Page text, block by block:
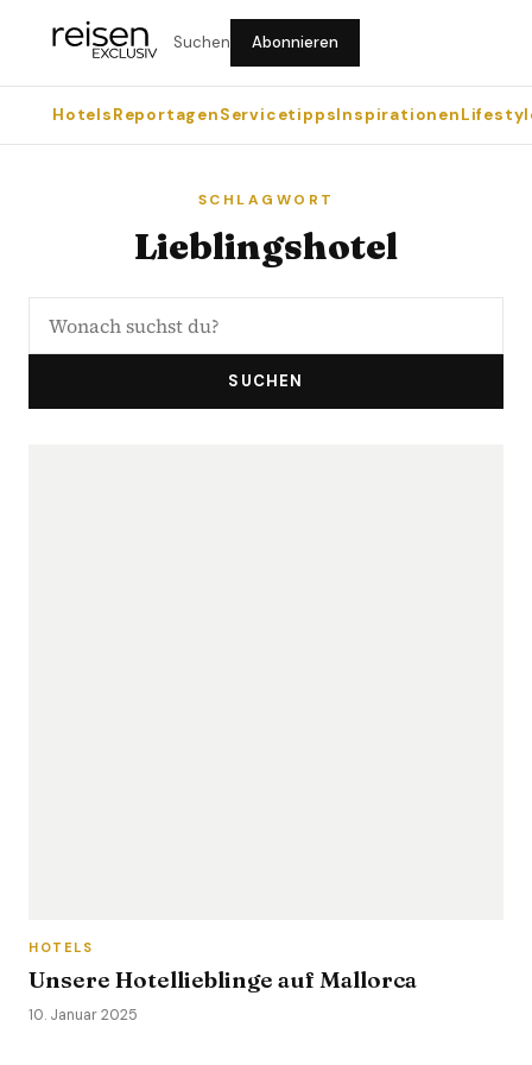
Suchen Abonnieren
HotelsReportagenServicetippsInspirationen
SCHLAGWORT
Lieblingshotel
SUCHEN
HOTELS
Unsere Hotellieblinge auf Mallorca
10. Januar 2025